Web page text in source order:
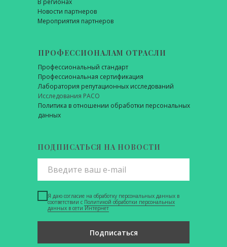
В регионах
Новости партнеров
Мероприятия партнеров
ПРОФЕССИОНАЛАМ ОТРАСЛИ
Профессиональный стандарт
Профессиональная сертификация
Лаборатория репутационных исследований
Исследования РАСО
Политика в отношении обработки персональных
данных
Я даю согласие на обработку персональных данных в
соответствии с Политикой обработки персональных
данных в сети Интернет
Подписаться
ПОДПИСАТЬСЯ НА НОВОСТИ